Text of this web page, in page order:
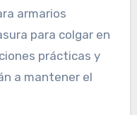
armarios
para colgar en
prácticas y
a mantener el